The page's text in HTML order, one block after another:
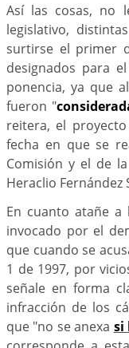
Así las cosas, no
legislativo,
surtirse el primer
designados para
ponencia, ya que
fueron "
reitera, el
fecha en que se
Comisión y el de
Heraclio
En cuanto atañe
invocado por el
que cuando se
1 de 1997, por
señale en forma
infracción de los
que "no se anexa si